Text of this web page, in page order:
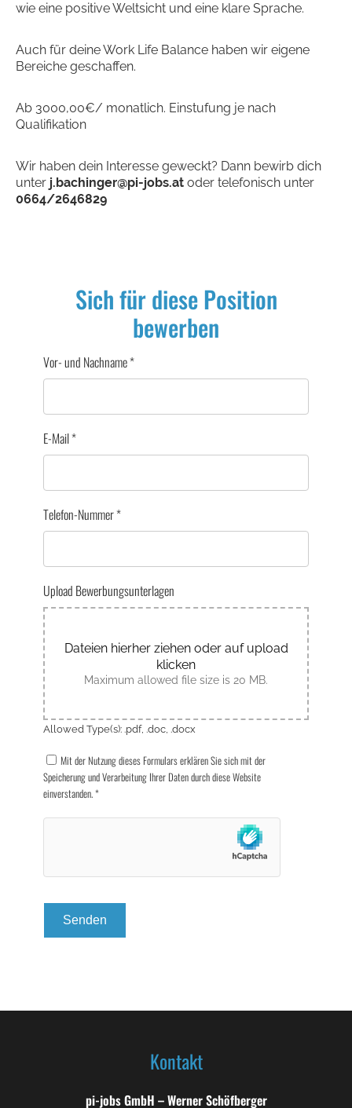
wie eine positive Weltsicht und eine klare Sprache.
Auch für deine Work Life Balance haben wir eigene
Bereiche geschaffen.
Ab 3000,00€/ monatlich. Einstufung je nach
Qualifikation
Wir haben dein Interesse geweckt? Dann bewirb dich
unter j.bachinger@pi-jobs.at oder telefonisch unter
0664/2646829
Sich für diese Position
bewerben
Vor- und Nachname*
E-Mail*
Telefon-Nummer*
Upload Bewerbungsunterlagen
Dateien hierher ziehen oder auf upload
klicken
Maximum allowed file size is 20 MB.
Allowed Type(s): .pdf, .doc, .docx
Mit der Nutzung dieses Formulars erklären Sie sich mit der
Speicherung und Verarbeitung Ihrer Daten durch diese Website
einverstanden.*
Kontakt
pi-jobs GmbH – Werner Schöfberger